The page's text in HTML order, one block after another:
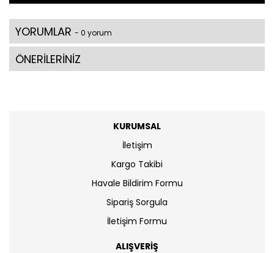
YORUMLAR - 0 yorum
ÖNERİLERİNİZ
KURUMSAL
İletişim
Kargo Takibi
Havale Bildirim Formu
Sipariş Sorgula
İletişim Formu
ALIŞVERİŞ